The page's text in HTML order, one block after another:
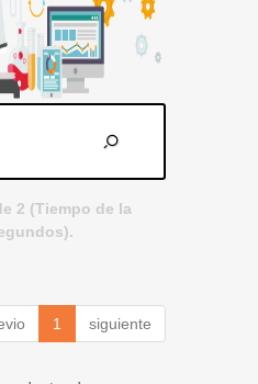
2 (Tiempo de la
1 siguiente